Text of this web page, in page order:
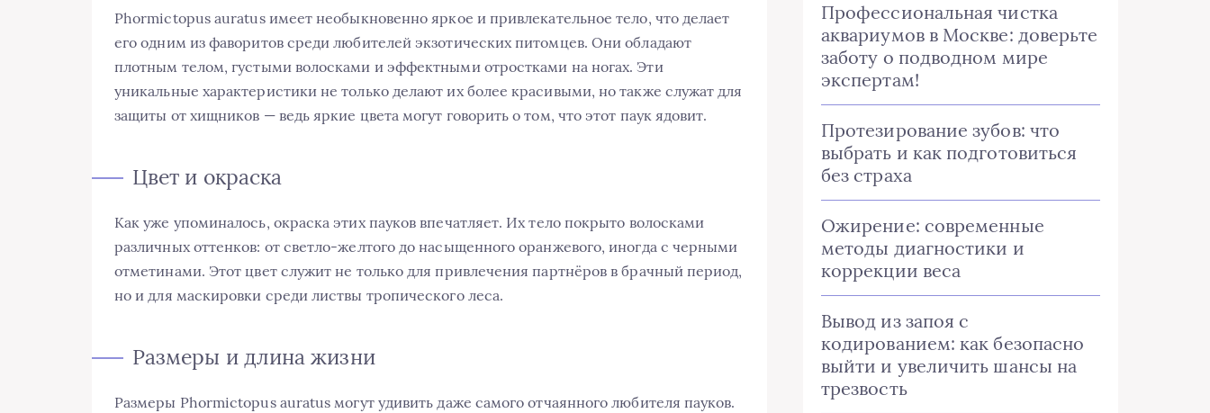
Phormictopus auratus имеет необыкновенно яркое и привлекательное тело, что делает
его одним из фаворитов среди любителей экзотических питомцев. Они обладают
плотным телом, густыми волосками и эффектными отростками на ногах. Эти
уникальные характеристики не только делают их более красивыми, но также служат для
защиты от хищников — ведь яркие цвета могут говорить о том, что этот паук ядовит.
Цвет и окраска
Как уже упоминалось, окраска этих пауков впечатляет. Их тело покрыто волосками
различных оттенков: от светло-желтого до насыщенного оранжевого, иногда с черными
отметинами. Этот цвет служит не только для привлечения партнёров в брачный период,
но и для маскировки среди листвы тропического леса.
Размеры и длина жизни
Размеры Phormictopus auratus могут удивить даже самого отчаянного любителя пауков.
Профессиональная чистка
аквариумов в Москве: доверьте
заботу о подводном мире
экспертам!
Протезирование зубов: что
выбрать и как подготовиться
без страха
Ожирение: современные
методы диагностики и
коррекции веса
Вывод из запоя с
кодированием: как безопасно
выйти и увеличить шансы на
трезвость